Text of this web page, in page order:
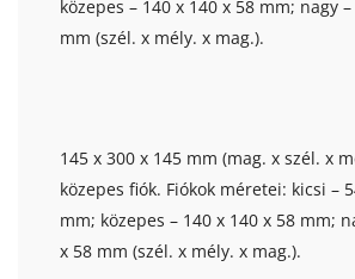
közepes – 140 x 140 x 58 mm; nagy
mm (szél. x mély. x mag.).
145 x 300 x 145 mm (mag. x szél. x
közepes fiók. Fiókok méretei: kicsi –
mm; közepes – 140 x 140 x 58 mm;
x 58 mm (szél. x mély. x mag.).